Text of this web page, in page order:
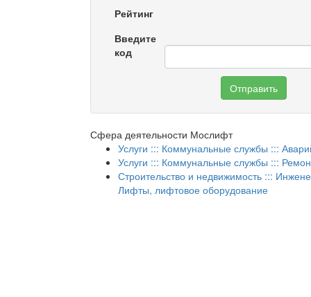
Рейтинг
Введите
код
Отправить
Сфера деятельности Мослифт
Услуги ::: Коммунальные службы :::
Услуги ::: Коммунальные службы :::
Строительство и недвижимость :::
Лифты, лифтовое оборудование